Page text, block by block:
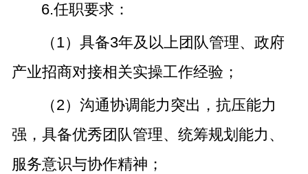
6.任职要求：
（1）具备3年及以上团队管理、政府
产业招商对接相关实操工作经验；
（2）沟通协调能力突出，抗压能力
强，具备优秀团队管理、统筹规划能力、
服务意识与协作精神；